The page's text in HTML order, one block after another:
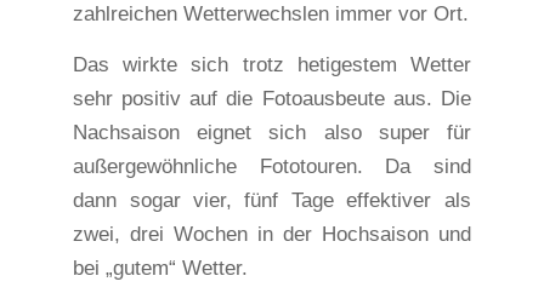
zahlreichen Wetterwechslen immer vor Ort.
Das wirkte sich trotz hetigestem Wetter
sehr positiv auf die Fotoausbeute aus. Die
Nachsaison eignet sich also super für
außergewöhnliche Fototouren. Da sind
dann sogar vier, fünf Tage effektiver als
zwei, drei Wochen in der Hochsaison und
bei „gutem“ Wetter.